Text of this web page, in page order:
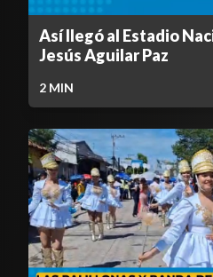
Así llegó al Estadio
Jesús Aguilar Paz
2 MIN